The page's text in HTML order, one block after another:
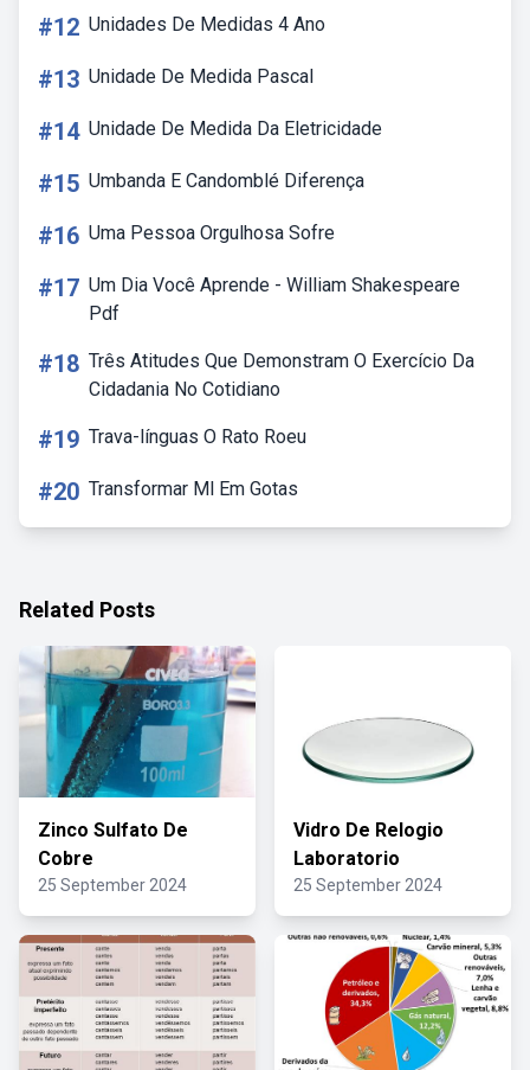
#12 Unidades De Medidas 4 Ano
#13 Unidade De Medida Pascal
#14 Unidade De Medida Da Eletricidade
#15 Umbanda E Candomblé Diferença
#16 Uma Pessoa Orgulhosa Sofre
#17 Um Dia Você Aprende - William Shakespeare
Pdf
#18 Três Atitudes Que Demonstram O Exercício Da
Cidadania No Cotidiano
#19 Trava-línguas O Rato Roeu
#20 Transformar Ml Em Gotas
Related Posts
Zinco Sulfato De
Cobre
25 September 2024
Vidro De Relogio
Laboratorio
25 September 2024